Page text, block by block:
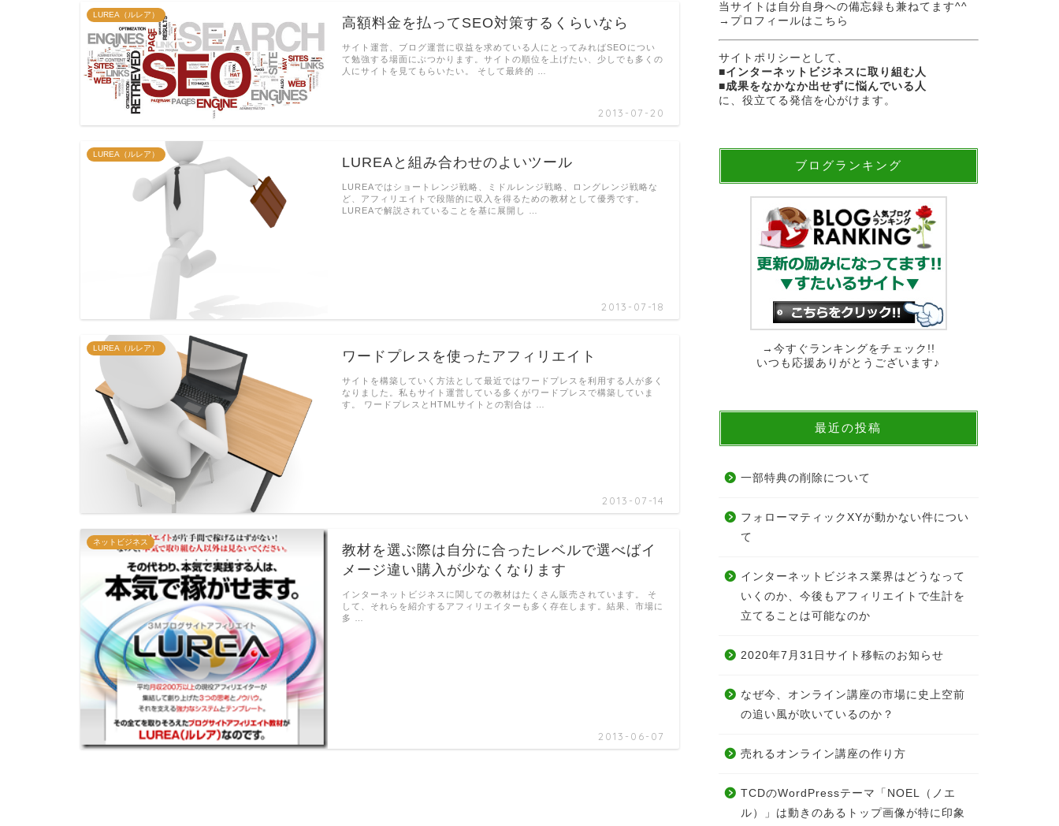
LUREA（ルレア）
高額料金を払ってSEO対策するくらいなら
2013-07-20
サイト運営、ブログ運営に収益を求めている人にとってみればSEOについ
て勉強する場面にぶつかります。サイトの順位を上げたい、少しでも多くの
人にサイトを見てもらいたい。 そして最終的 …
LUREA（ルレア）
LUREAと組み合わせのよいツール
2013-07-18
LUREAではショートレンジ戦略、ミドルレンジ戦略、ロングレンジ戦略な
ど、アフィリエイトで段階的に収入を得るための教材として優秀です。
LUREAで解説されていることを基に展開し …
LUREA（ルレア）
ワードプレスを使ったアフィリエイト
2013-07-14
サイトを構築していく方法として最近ではワードプレスを利用する人が多く
なりました。私もサイト運営している多くがワードプレスで構築していま
す。 ワードプレスとHTMLサイトとの割合は …
ネットビジネス
教材を選ぶ際は自分に合ったレベルで選べばイ
メージ違い購入が少なくなります
2013-06-07
インターネットビジネスに関しての教材はたくさん販売されています。 そ
して、それらを紹介するアフィリエイターも多く存在します。結果、市場に
多 …
当サイトは自分自身への備忘録も兼ねてます^^
→ プロフィールはこちら
サイトポリシーとして、
■インターネットビジネスに取り組む人
■成果をなかなか出せずに悩んでいる人
に、役立てる発信を心がけます。
ブログランキング
→今すぐランキングをチェック!!
いつも応援ありがとうございます♪
最近の投稿
一部特典の削除について
フォローマティックXYが動かない件につい
て
インターネットビジネス業界はどうなって
いくのか、今後もアフィリエイトで生計を
立てることは可能なのか
2020年7月31日サイト移転のお知らせ
なぜ今、オンライン講座の市場に史上空前
の追い風が吹いているのか？
売れるオンライン講座の作り方
TCDのWordPressテーマ「NOEL（ノエ
ル）」は動きのあるトップ画像が特に印象